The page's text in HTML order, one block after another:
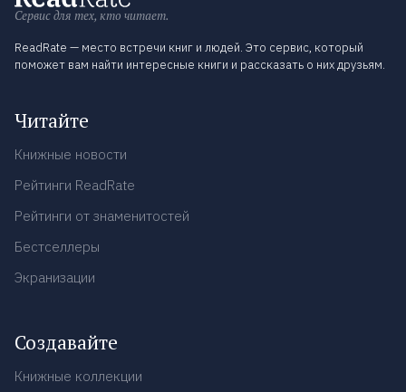
Сервис для тех, кто читает.
ReadRate — место встречи книг и людей. Это сервис, который
поможет вам найти интересные книги и рассказать о них друзьям.
Читайте
Книжные новости
Рейтинги ReadRate
Рейтинги от знаменитостей
Бестселлеры
Экранизации
Создавайте
Книжные коллекции